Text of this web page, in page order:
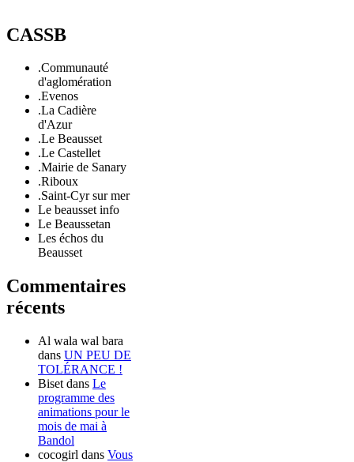
CASSB
.Communauté
d'aglomération
.Evenos
.La Cadière
d'Azur
.Le Beausset
.Le Castellet
.Mairie de Sanary
.Riboux
.Saint-Cyr sur mer
Le beausset info
Le Beaussetan
Les échos du
Beausset
Commentaires
récents
Al wala wal bara
dans UN PEU DE
TOLÉRANCE !
Biset dans Le
programme des
animations pour le
mois de mai à
Bandol
cocogirl dans Vous